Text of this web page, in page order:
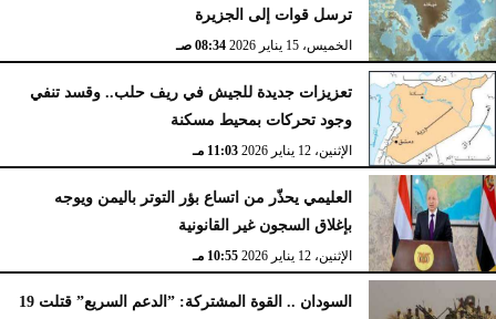
ترسل قوات إلى الجزيرة
الخميس، 15 يناير 2026 08:34 صـ
تعزيزات جديدة للجيش في ريف حلب.. وقسد تنفي
وجود تحركات بمحيط مسكنة
الإثنين، 12 يناير 2026 11:03 مـ
العليمي يحذّر من اتساع بؤر التوتر باليمن ويوجه
بإغلاق السجون غير القانونية
الإثنين، 12 يناير 2026 10:55 مـ
السودان .. القوة المشتركة: ”الدعم السريع” قتلت 19